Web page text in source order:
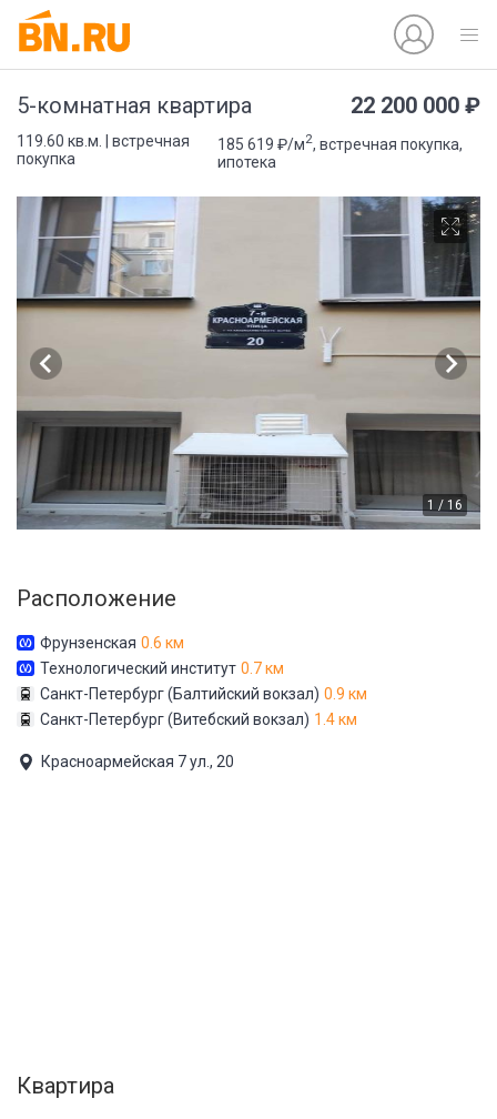
5-комнатная квартира 22 200 000 ₽
119.60 кв.м. | встречная
покупка
185 619 ₽/м2, встречная покупка,
ипотека
1 / 16
Расположение
Фрунзенская 0.6 км
Технологический институт 0.7 км
Санкт-Петербург (Балтийский вокзал) 0.9 км
Санкт-Петербург (Витебский вокзал) 1.4 км
Красноармейская 7 ул., 20
Квартира